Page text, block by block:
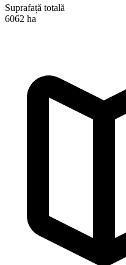
Suprafață totală
6062 ha